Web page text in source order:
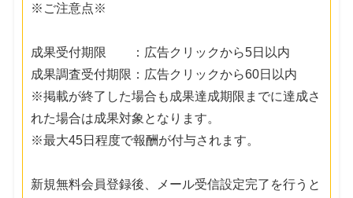
※ご注意点※
成果受付期限 ：広告クリックから5日以内
成果調査受付期限：広告クリックから60日以内
※掲載が終了した場合も成果達成期限までに達成さ
れた場合は成果対象となります。
※最大45日程度で報酬が付与されます。
新規無料会員登録後、メール受信設定完了を行うと